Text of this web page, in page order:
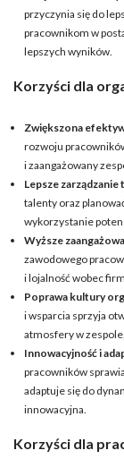
przyczynia się do
pracownikom w
lepszych wyników.
Korzyści dla
Zwiększona
rozwoju
i zaangażowany
Lepsze zarządzanie
talenty oraz
wykorzystanie
Wyższe
zawodowego
i lojalność wobec
Poprawa kultury
i wsparcia sprzyja
atmosfery w
Innowacyjność i
pracowników
adaptuje się do
innowacyjna.
Korzyści dla